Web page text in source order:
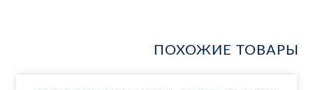
ПОХОЖИЕ ТОВАРЫ